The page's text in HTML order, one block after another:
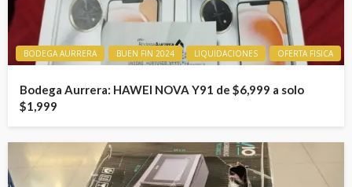
BODEGA AURRERA BUEN FIN 2024 LIQUIDACIONES OFERTA FISICA
Bodega Aurrera: HAWEI NOVA Y91 de $6,999 a solo
$1,999